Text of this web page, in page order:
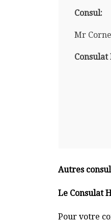
Consul:
Mr
Consulat
Autres
Le Consulat
Pour votre